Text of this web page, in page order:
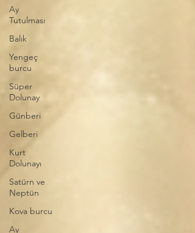
Ay
Tutulması
Balık
Yengeç
burcu
Süper
Dolunay
Günberi
Gelberi
Kurt
Dolunayı
Satürn ve
Neptün
Kova burcu
Ay